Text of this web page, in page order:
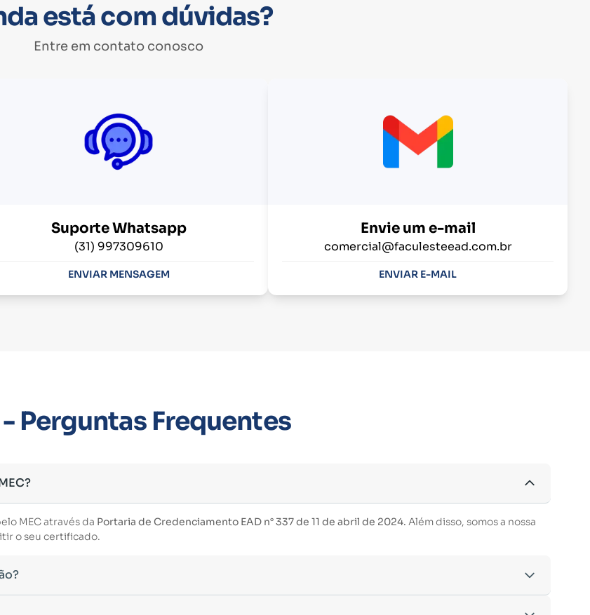
está com dúvidas?
Entre em contato conosco
Suporte Whatsapp
(31) 997309610
ENVIAR MENSAGEM
Envie um e-mail
comercial@faculesteead.com.br
ENVIAR E-MAIL
- Perguntas Frequentes
MEC através da Portaria de Credenciamento EAD n° 337 de 11 de abril de 2024. Além disso, somos a nossa
o seu certificado.